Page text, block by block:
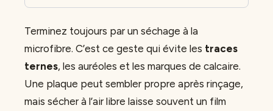
Terminez toujours par un séchage à la
microfibre. C’est ce geste qui évite les traces
ternes, les auréoles et les marques de calcaire.
Une plaque peut sembler propre après rinçage,
mais sécher à l’air libre laisse souvent un film